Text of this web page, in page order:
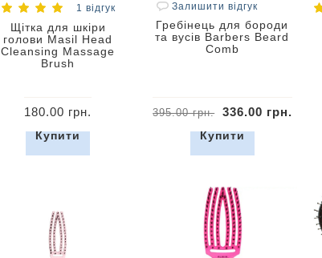
1 відгук
Щітка для шкіри
голови Masil Head
Cleansing Massage
Brush
180.00 грн.
Купити
Залишити відгук
Гребінець для бороди
та вусів Barbers Beard
Comb
395.00 грн. 336.00 грн.
Купити